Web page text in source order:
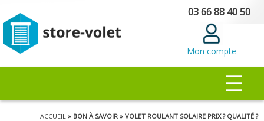
principal
03 66 88 40 50
Mon compte
☰
Vous êtes ici
ACCUEIL » BON À SAVOIR » VOLET ROULANT SOLAIRE PRIX ? QUALITÉ ?